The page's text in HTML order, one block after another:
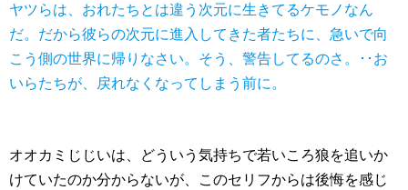
ヤツらは、おれたちとは違う次元に生きてるケモノなん
だ。だから彼らの次元に進入してきた者たちに、急いで向
こう側の世界に帰りなさい。そう、警告してるのさ。･･お
いらたちが、戻れなくなってしまう前に。
オオカミじじいは、どういう気持ちで若いころ狼を追いか
けていたのか分からないが、このセリフからは後悔を感じ